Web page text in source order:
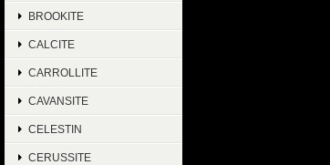
BROOKITE
CALCITE
CARROLLITE
CAVANSITE
CELESTIN
CERUSSITE